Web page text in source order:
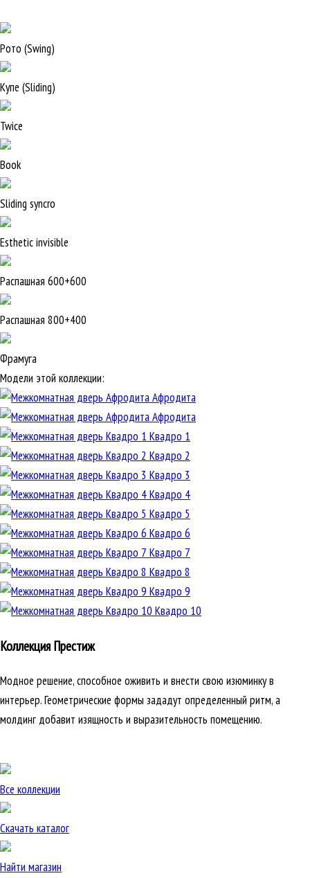
Рото (Swing)
Купе (Sliding)
Twice
Book
Sliding syncro
Esthetic invisible
Распашная 600+600
Распашная 800+400
Фрамуга
Модели этой коллекции:
Афродита
Афродита
Квадро 1
Квадро 2
Квадро 3
Квадро 4
Квадро 5
Квадро 6
Квадро 7
Квадро 8
Квадро 9
Квадро 10
Коллекция Престиж
Модное решение, способное оживить и внести свою изюминку в
интерьер. Геометрические формы зададут определенный ритм, а
молдинг добавит изящность и выразительность помещению.
Все коллекции
Скачать каталог
Найти магазин